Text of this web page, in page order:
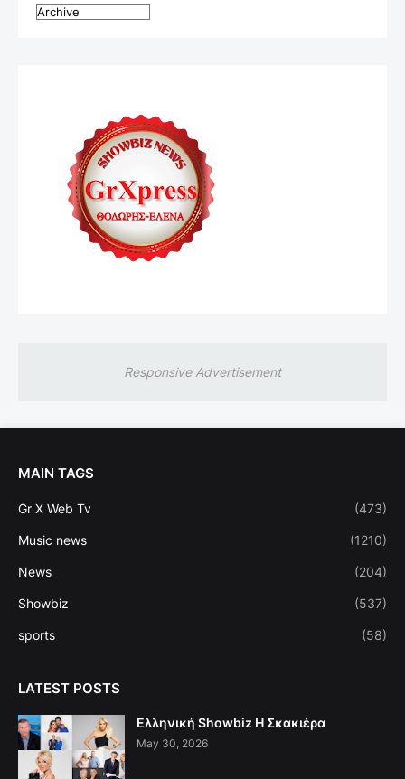
Responsive Advertisement
MAIN TAGS
Gr X Web Tv (473)
Music news (1210)
News (204)
Showbiz (537)
sports (58)
LATEST POSTS
Ελληνική Showbiz Η Σκακιέρα
May 30, 2026